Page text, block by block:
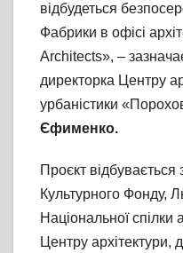
відбудеться
Фабрики в офісі
Architects», –
директорка Центру
урбаністики
Єфименко.
Проєкт відбувається
Культурного Фонду,
Національної спілки
Центру архітектури,